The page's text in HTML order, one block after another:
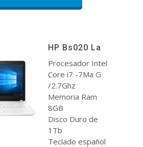
HP Bs020 La
Procesador Intel
Core i7 -7Ma G
/2.7Ghz
Memoria Ram
8GB
Disco Duro de
1Tb
Teclado español